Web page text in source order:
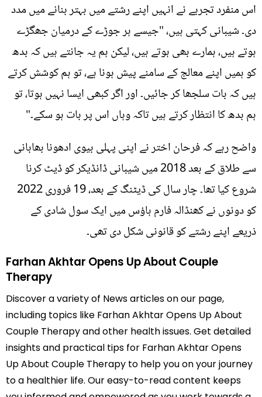
اس منفرد تجربے نے انہیں اپنے رشتے میں بہتر بنانے میں مدد
دی۔ شیبانی کہتی ہیں، "جیسے ہر جوڑے کے درمیان جھگڑے
ہوتے ہیں، ہمارے بھی ہوتے ہیں، لیکن ہم یہ جانتے ہیں کہ بدھ
کو ہمیں اپنے معالج کے سامنے پیش ہونا ہے، تو ہم کوشش کرتے
ہیں کہ بات سلجھا کر جائیں۔ اور اگر کبھی ایسا نہیں ہوتا، تو
ہم بدھ کا انتظار کرتے ہیں تاکہ وہاں اس پر بات ہو سکے۔"
واضح رہے کہ فرحان اختر نے اپنی پہلی بیوی ادھونا بھابانی
سے طلاق کے بعد 2018 میں شیبانی ڈانڈیکر کو ڈیٹ کرنا
شروع کیا تھا۔ چار سال کی ڈیٹنگ کے بعد، 19 فروری 2022
کو دونوں نے کھنڈالہ فارم ہاؤس میں ایک سول شادی کے
ذریعے اپنے رشتے کو قانونی شکل دی تھی۔
Farhan Akhtar Opens Up About Couple
Therapy
Discover a variety of News articles on our page,
including topics like Farhan Akhtar Opens Up About
Couple Therapy and other health issues. Get detailed
insights and practical tips for Farhan Akhtar Opens
Up About Couple Therapy to help you on your journey
to a healthier life. Our easy-to-read content keeps